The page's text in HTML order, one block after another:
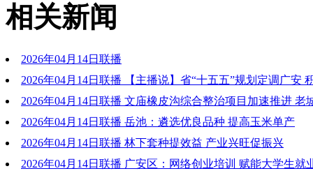
相关新闻
2026年04月14日联播
2026年04月14日联播 【主播说】省“十五五”规划定调广安
庆都市圈
2026年04月14日联播 文庙橡皮沟综合整治项目加速推进 老
能
2026年04月14日联播 岳池：遴选优良品种 提高玉米单产
2026年04月14日联播 林下套种提效益 产业兴旺促振兴
2026年04月14日联播 广安区：网络创业培训 赋能大学生就